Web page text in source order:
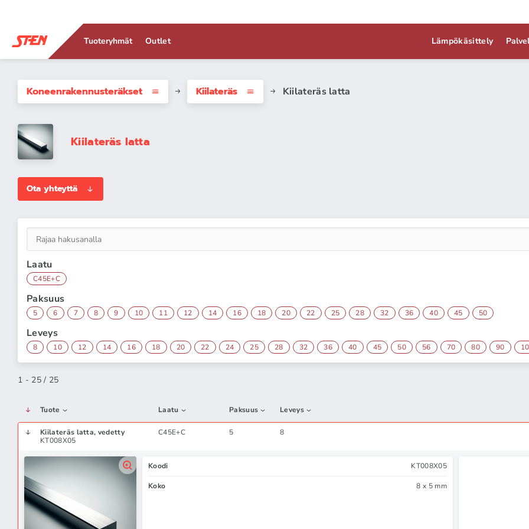
Tuoteryhmät Outlet Lämpökäsittely
Koneenrakennus­teräkset Kiilateräs Kiilateräs latta
Kiilateräs latta
Ota yhteyttä
Laatu
C45E+C
Paksuus
5 6 7 8 9 10 11 12 14 16 18 20 22 25 28 32 36 40 45 50
Leveys
8 10 12 14 16 18 20 22 24 25 28 32 36 40 45 50 56 70 80 90
1 - 25 / 25
Tuote Laatu Paksuus Leveys
Kiilateräs latta, vedetty
KT008X05
C45E+C 5 8
Koodi KT008X05
Koko 8 x 5 mm